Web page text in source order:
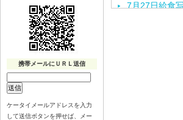
7月27日給食
携帯メールにＵＲＬ送信
ケータイメールアドレスを入力
して送信ボタンを押せば、メー